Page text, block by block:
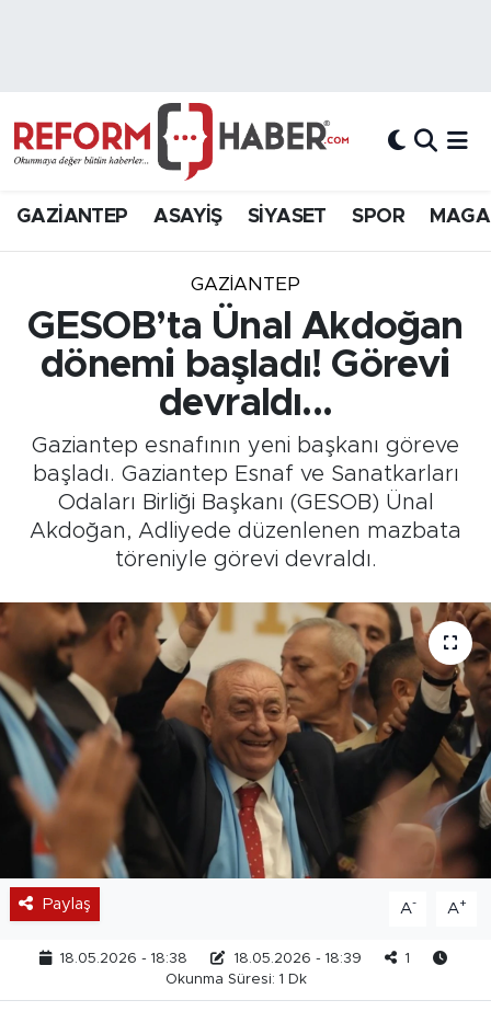
GAZİANTEP ASAYİŞ SİYASET SPOR
GAZIANTEP
GESOB’ta Ünal Akdoğan
dönemi başladı! Görevi
devraldı...
Gaziantep esnafının yeni başkanı göreve
başladı. Gaziantep Esnaf ve Sanatkarları
Odaları Birliği Başkanı (GESOB) Ünal
Akdoğan, Adliyede düzenlenen mazbata
töreniyle görevi devraldı.
Paylaş A- A+
18.05.2026 - 18:38 18.05.2026 - 18:39
1
Okunma Süresi: 1 Dk
Hava Durumu
Süper Lig Puan Durumu ve Fikstür
Son Dakika Haberleri
Haber Arşivi